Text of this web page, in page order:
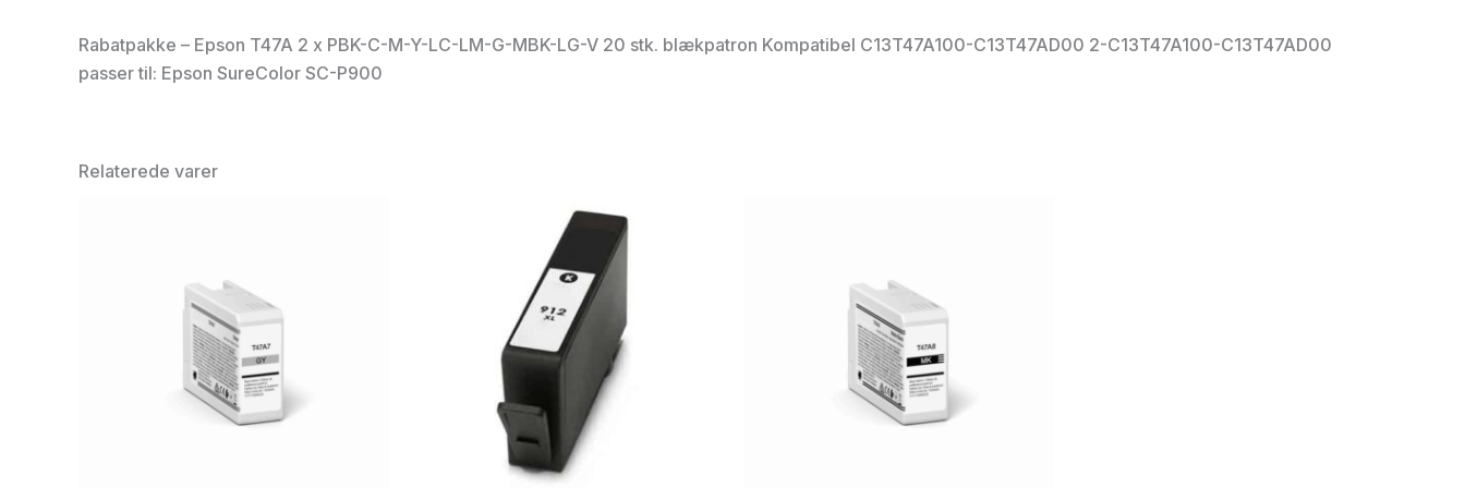
Rabatpakke – Epson T47A 2 x PBK-C-M-Y-LC-LM-G-MBK-LG-V 20 stk. blækpatron Kompatibel C13T47A100-C13T47AD00 2-C13T47A100-C13T47AD00
passer til: Epson SureColor SC-P900
Relaterede varer